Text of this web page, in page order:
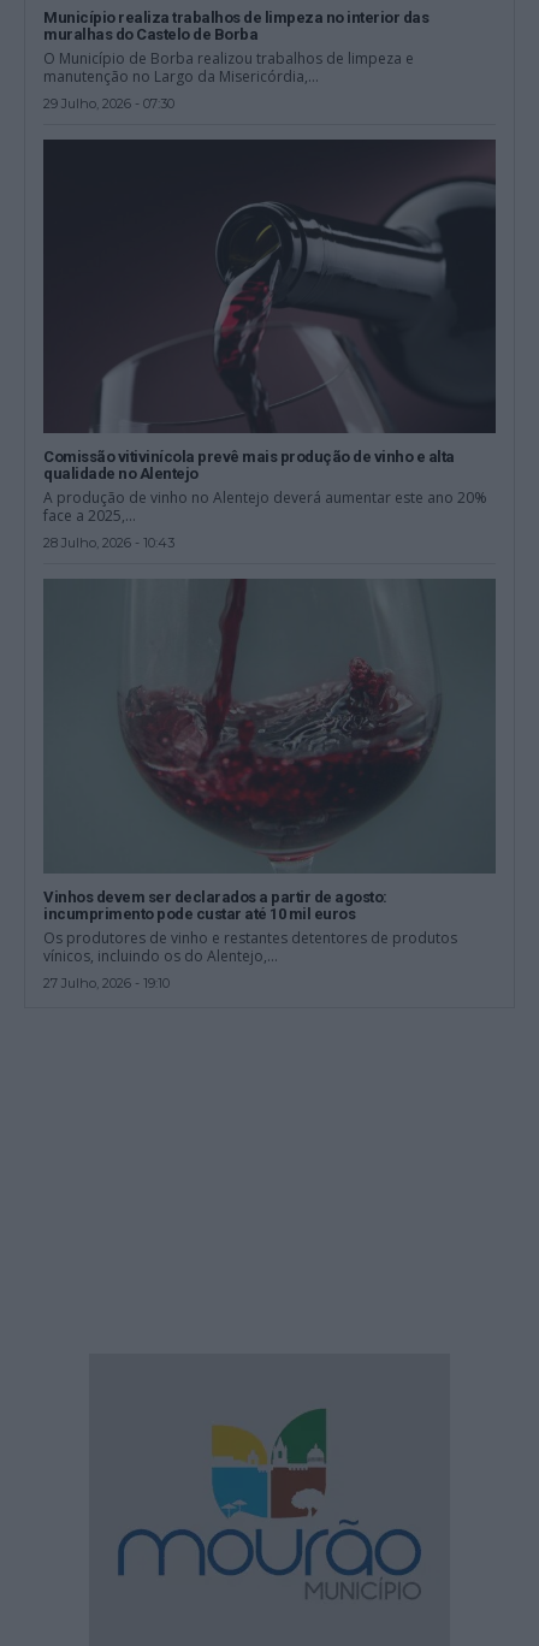
Município realiza trabalhos de limpeza no interior das
muralhas do Castelo de Borba
O Município de Borba realizou trabalhos de limpeza e
manutenção no Largo da Misericórdia,...
29 Julho, 2026 - 07:30
Comissão vitivinícola prevê mais produção de vinho e alta
qualidade no Alentejo
A produção de vinho no Alentejo deverá aumentar este ano 20%
face a 2025,...
28 Julho, 2026 - 10:43
Vinhos devem ser declarados a partir de agosto:
incumprimento pode custar até 10 mil euros
Os produtores de vinho e restantes detentores de produtos
vínicos, incluindo os do Alentejo,...
27 Julho, 2026 - 19:10